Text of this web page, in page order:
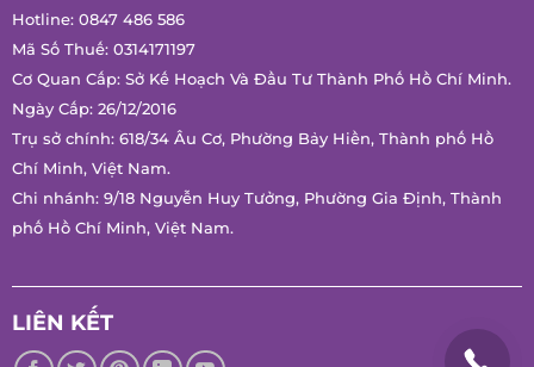
SẢN XUẤT MFRESH
Hotline:0847 486 586
Mã Số Thuế: 0314171197
Cơ Quan Cấp: Sở Kế Hoạch Và Đầu Tư Thành Phố Hồ Chí
Minh.
Ngày Cấp: 26/12/2016
Trụ sở chính: 618/34 Âu Cơ, Phường Bảy Hiền, Thành phố Hồ
Chi nhánh: 9/18 Nguyễn Huy Tưởng, Phường Gia Định, Thành
phố Hồ Chí Minh, Việt Nam.